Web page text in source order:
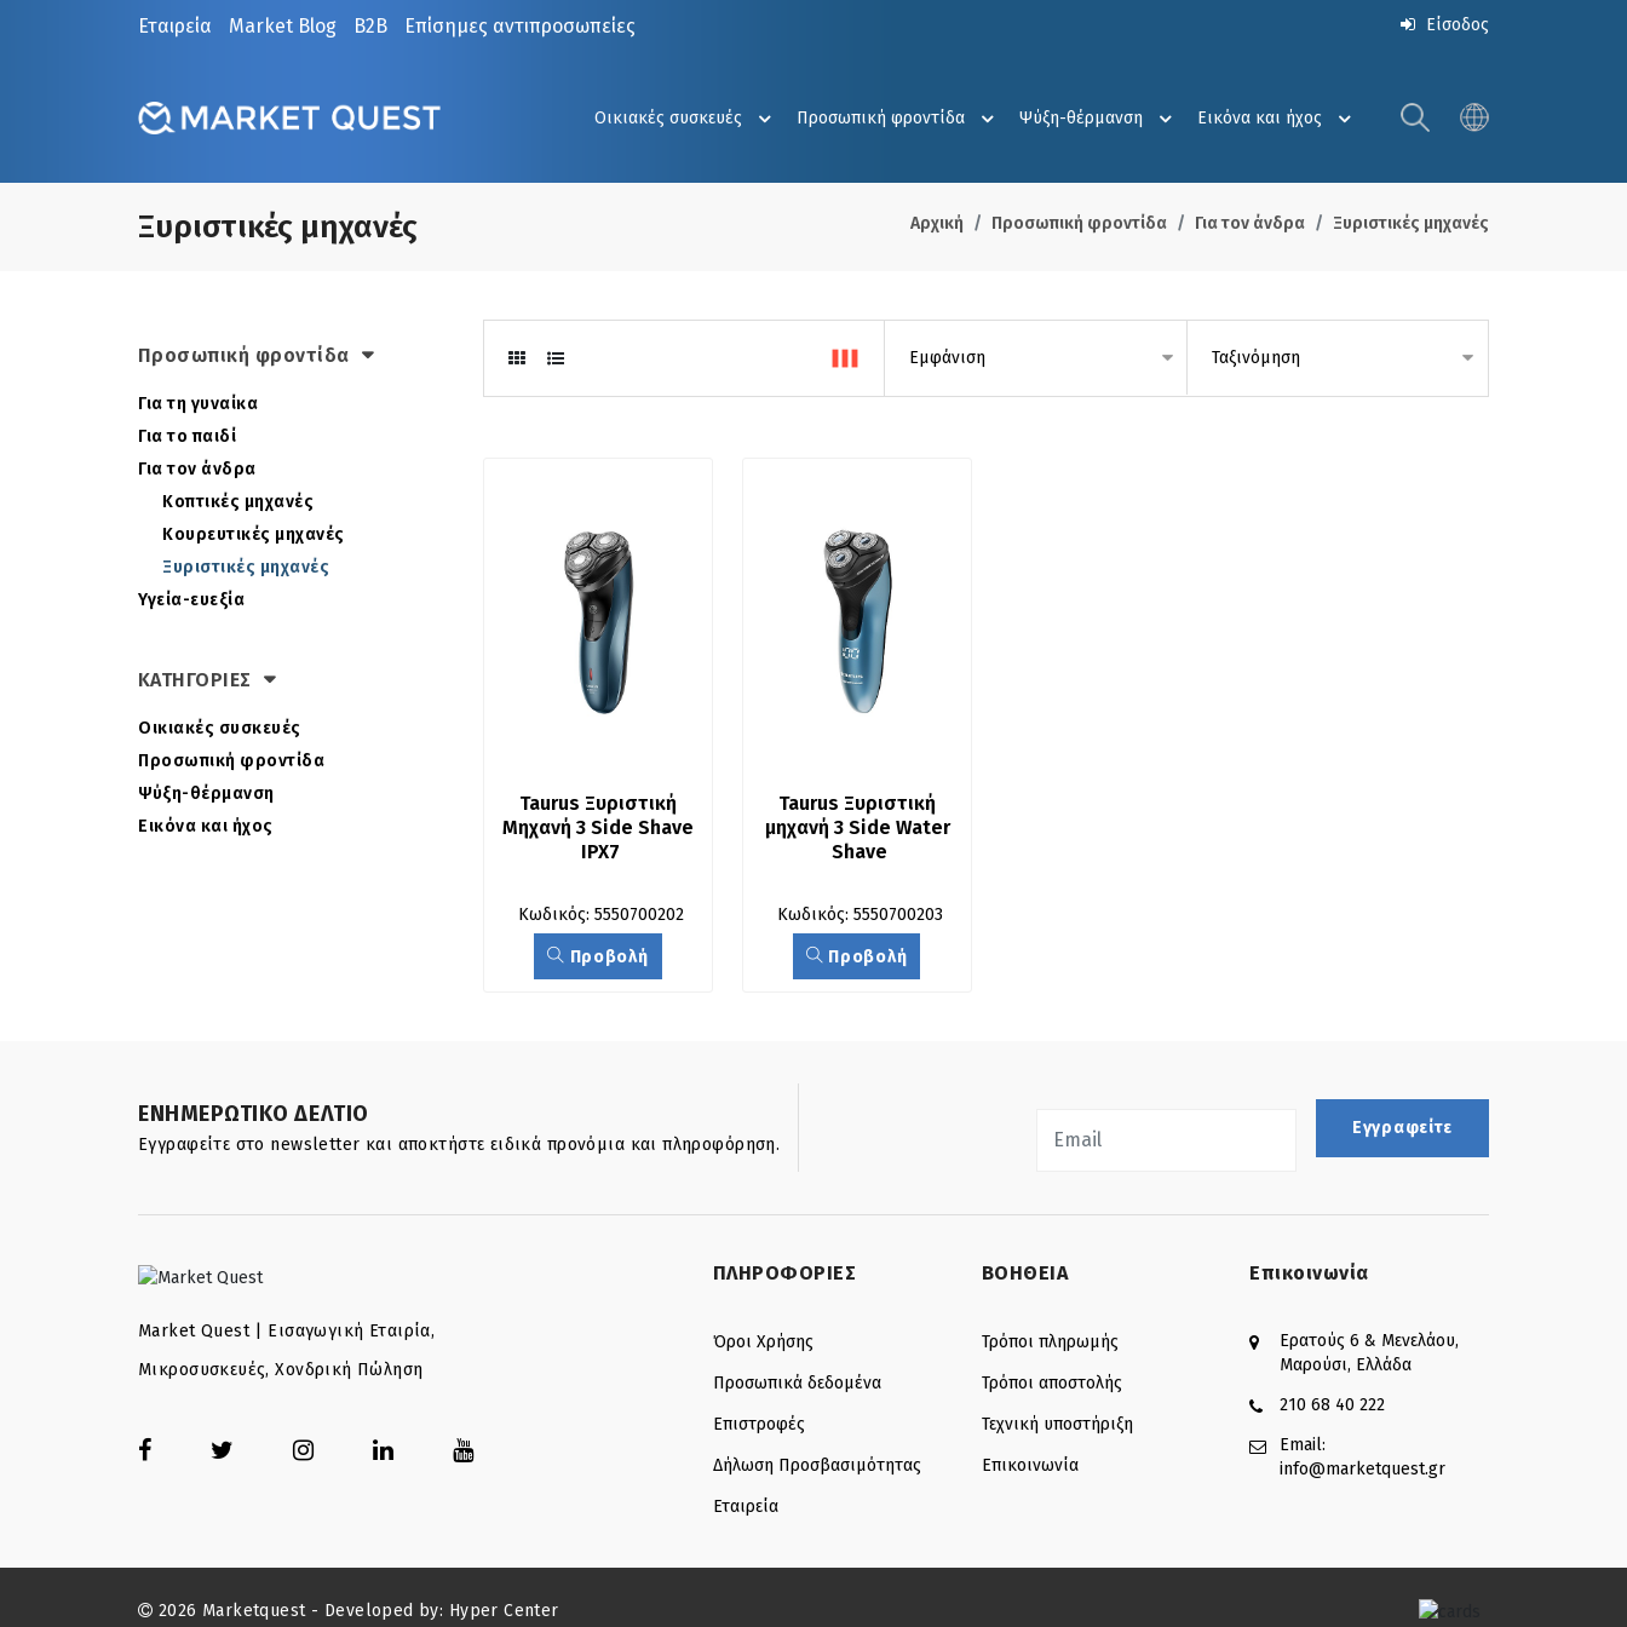
Εταιρεία Market Blog B2B Επίσημες αντιπροσωπείες Είσοδος
Οικιακές συσκευές Προσωπική φροντίδα Ψύξη-θέρμανση Εικόνα και ήχος
Ξυριστικές μηχανές Αρχική Προσωπική φροντίδα Για τον άνδρα Ξυριστικές μηχανές
Προσωπική φροντίδα
Για τη γυναίκα
Για το παιδί
Για τον άνδρα
Κοπτικές μηχανές
Κουρευτικές μηχανές
Ξυριστικές μηχανές
Υγεία-ευεξία
ΚΑΤΗΓΟΡΙΕΣ
Οικιακές συσκευές
Προσωπική φροντίδα
Ψύξη-θέρμανση
Εικόνα και ήχος
Taurus Ξυριστική
Μηχανή 3 Side Shave
IPX7
Κωδικός: 5550700202
Προβολή
Taurus Ξυριστική
μηχανή 3 Side Water
Shave
Κωδικός: 5550700203
Προβολή
ΕΝΗΜΕΡΩΤΙΚΟ ΔΕΛΤΙΟ
Εγγραφείτε στο newsletter και αποκτήστε ειδικά προνόμια και πληροφόρηση.
Εγγραφείτε
Market Quest | Εισαγωγική Εταιρία,
Μικροσυσκευές, Χονδρική Πώληση
ΠΛΗΡΟΦΟΡΙΕΣ
Όροι Χρήσης
Προσωπικά δεδομένα
Επιστροφές
Δήλωση Προσβασιμότητας
Εταιρεία
ΒΟΗΘΕΙΑ
Τρόποι πληρωμής
Τρόποι αποστολής
Τεχνική υποστήριξη
Επικοινωνία
Επικοινωνία
Ερατούς 6 & Μενελάου,
Μαρούσι, Ελλάδα
210 68 40 222
Email:
info@marketquest.gr
2026 Marketquest - Developed by: Hyper Center